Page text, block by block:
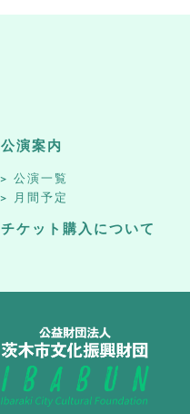
公演案内
公演一覧
月間予定
チケット購入について